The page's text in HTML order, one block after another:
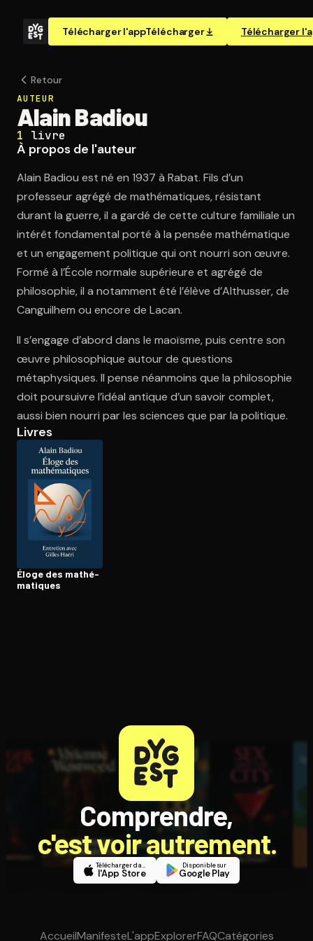
Télécharger l'appTélécharger Télécharger
Ouvre l'app Appareil photo, pointe sur le code. C'est gratuit à
Retour
AUTEUR
Alain Badiou
1 livre
À propos de l'auteur
Alain Badiou est né en 1937 à Rabat. Fils d’un
professeur agrégé de mathématiques, résistant
durant la guerre, il a gardé de cette culture familiale un
intérêt fondamental porté à la pensée mathématique
et un engagement politique qui ont nourri son œuvre.
Formé à l’École normale supérieure et agrégé de
philosophie, il a notamment été l’élève d’Althusser, de
Canguilhem ou encore de Lacan.
Il s’engage d’abord dans le maoïsme, puis centre son
œuvre philosophique autour de questions
métaphysiques. Il pense néanmoins que la philosophie
doit poursuivre l’idéal antique d’un savoir complet,
aussi bien nourri par les sciences que par la politique.
Livres
Éloge des ma­thé­
ma­tiques
Comprendre,
c'est voir autrement.
Télécharger dans
l'App Store
Disponible sur
Google Play
AccueilManifesteL'appExplorerFAQCatégories